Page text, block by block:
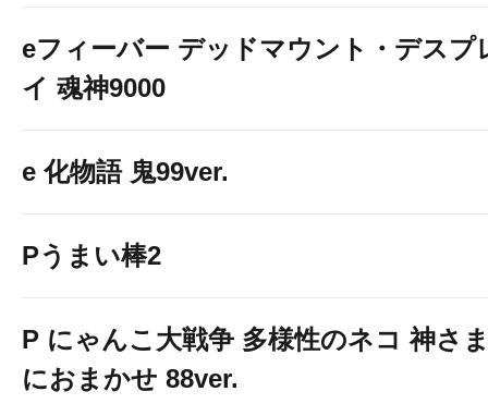
eフィーバー デッドマウント・デスプ
イ 魂神9000
e 化物語 鬼99ver.
Pうまい棒2
P にゃんこ大戦争 多様性のネコ 神さ
におまかせ 88ver.